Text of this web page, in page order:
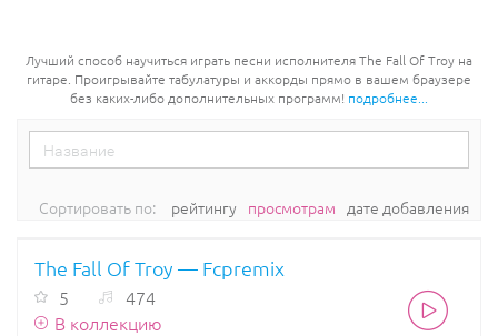
Лучший способ научиться играть песни исполнителя The Fall Of Troy на
гитаре. Проигрывайте табулатуры и аккорды прямо в вашем браузере
без каких-либо дополнительных программ! подробнее...
Сортировать по: рейтингу просмотрам дате добавления
The Fall Of Troy — Fcpremix
5
474
В коллекцию